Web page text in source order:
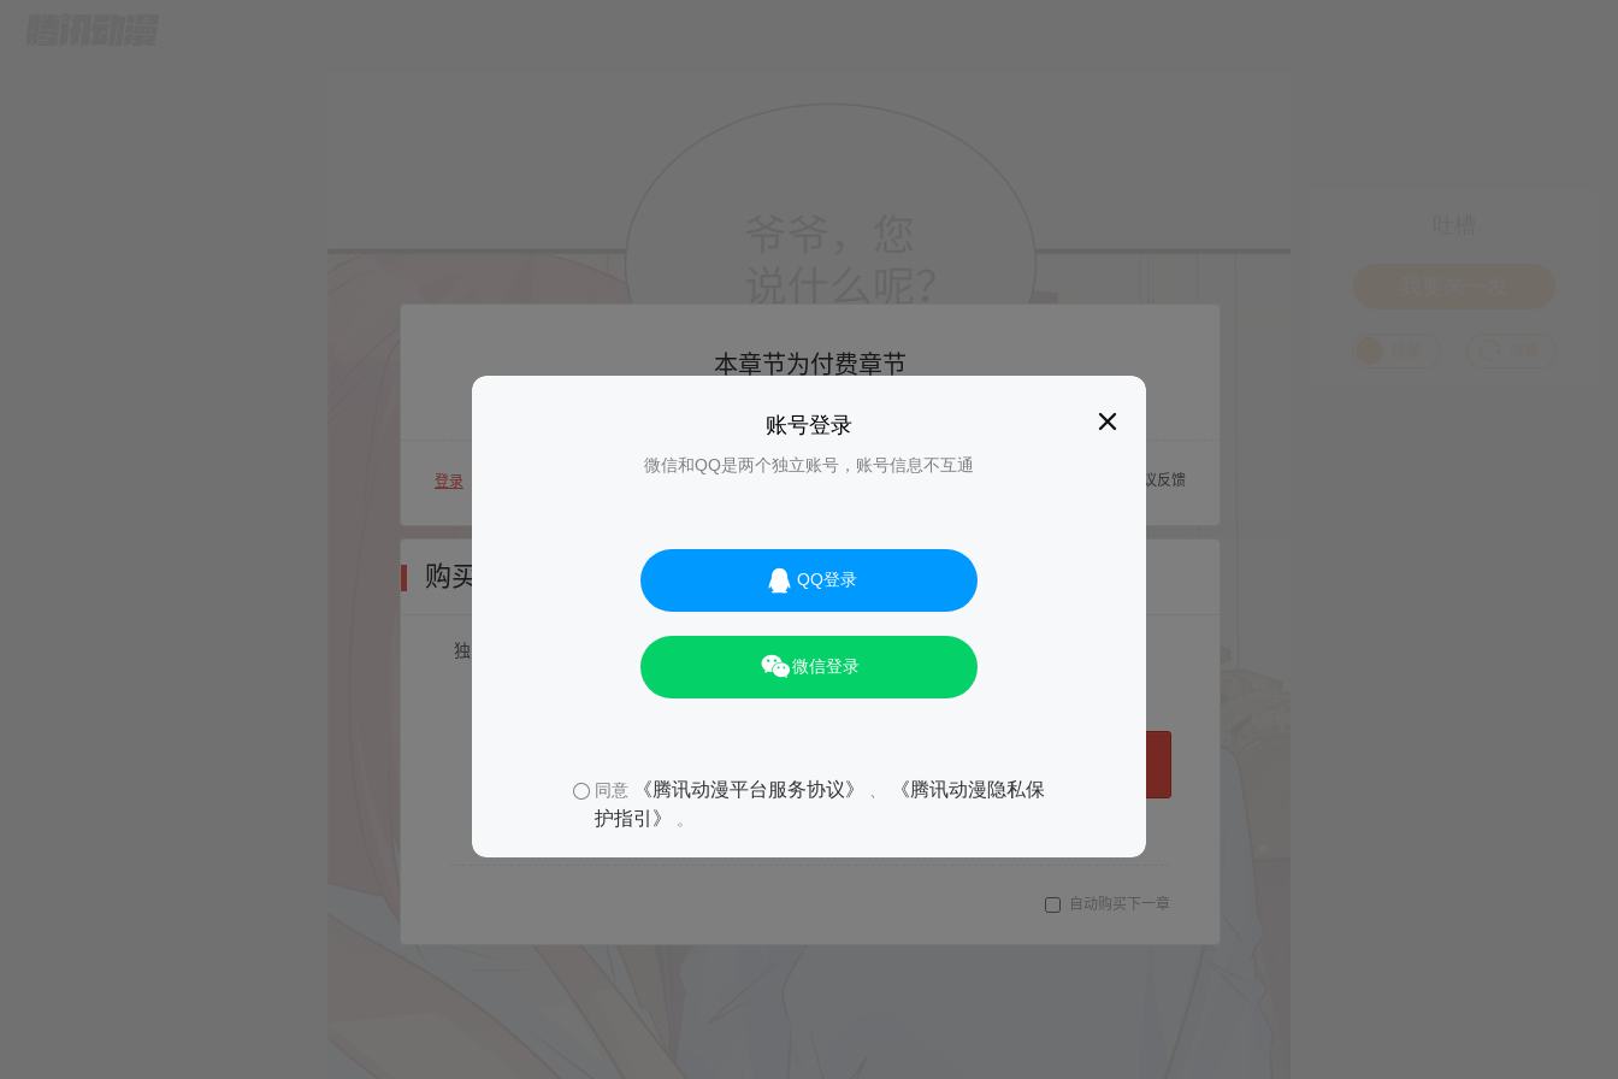
账号登录
微信和QQ是两个独立账号，账号信息不互通
QQ登录
微信登录
同意 《腾讯动漫平台服务协议》
《腾讯动漫隐私保
护指引》
。